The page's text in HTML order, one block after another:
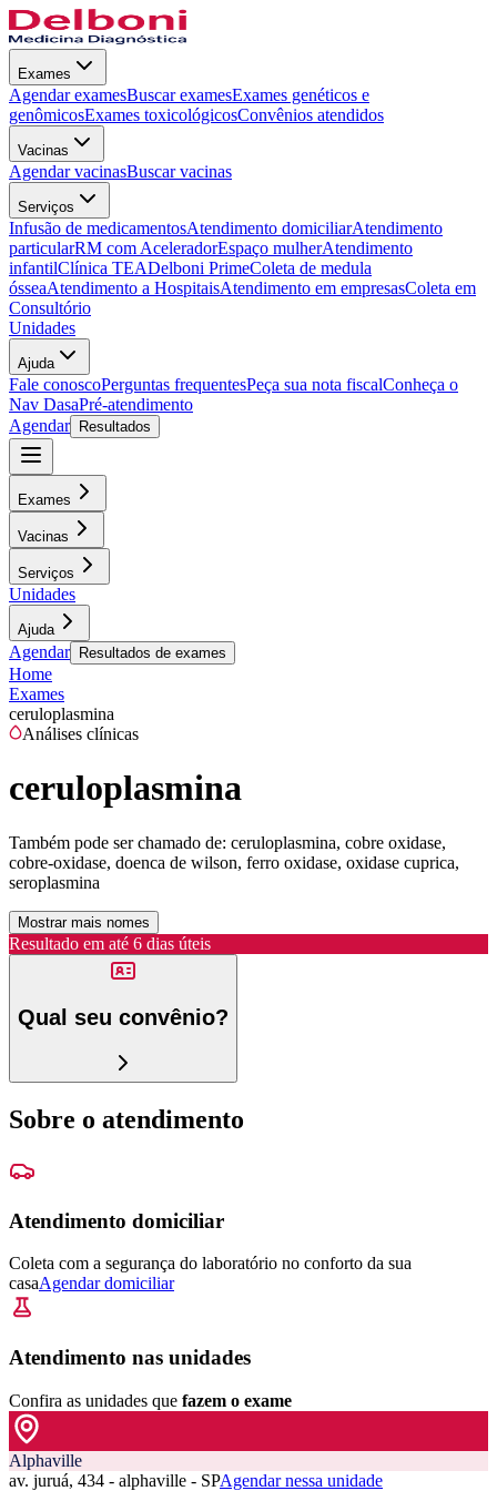
Exames
Agendar examesBuscar examesExames genéticos e
genômicosExames toxicológicosConvênios atendidos
Vacinas
Agendar vacinasBuscar vacinas
Serviços
Infusão de medicamentosAtendimento domiciliarAtendimento
particularRM com AceleradorEspaço mulherAtendimento
infantilClínica TEADelboni PrimeColeta de medula
ósseaAtendimento a HospitaisAtendimento em empresasColeta em
Consultório
Unidades
Ajuda
Fale conoscoPerguntas frequentesPeça sua nota fiscalConheça o
Nav DasaPré-atendimento
Agendar
Resultados
Exames
Vacinas
Serviços
Unidades
Ajuda
Agendar Resultados de exames
Home
Exames
ceruloplasmina
Análises clínicas
ceruloplasmina
Também pode ser chamado de: ceruloplasmina, cobre oxidase,
cobre-oxidase, doenca de wilson, ferro oxidase, oxidase cuprica,
seroplasmina
Mostrar mais nomes
Resultado em até 6 dias úteis
Qual seu convênio?
Sobre o atendimento
Atendimento domiciliar
Coleta com a segurança do laboratório no conforto da sua
casaAgendar domiciliar
Atendimento nas unidades
Confira as unidades que fazem o exame
Alphaville
av. juruá, 434 - alphaville - SPAgendar nessa unidade